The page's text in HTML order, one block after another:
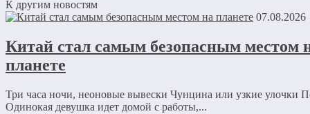
К другим новостям
07.08.2026
Китай стал самым безопасным местом
планете
Три часа ночи, неоновые вывески Чунцина или узкие улочки
Одинокая девушка идет домой с работы,...